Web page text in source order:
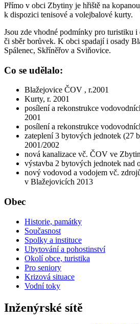
Přímo v obci Zbytiny je hřiště na
k dispozici tenisové a volejbalové kurty.
Jsou zde vhodné podmínky pro turistiku
či sběr borůvek. K obci spadají i osady
Spálenec, Skříněřov a Sviňovice.
Co se udělalo:
Blažejovice ČOV , r.2001
Kurty, r. 2001
posílení a rekonstrukce
2001
posílení a rekonstrukce
zateplení 3 bytových jednotek (27
2001/2002
nová kanalizace vč. ČOV ve
výstavba 2 bytových jednotek nad
nový vodovod a vodojem vč.
v Blažejovicích 2013
Obec
Historie, památky
Současnost
Spolky a instituce
Ubytování a pohostinství
Okolí obce, turistika
Pro seniory
Krizová situace
Vodní toky
Inženýrské sítě